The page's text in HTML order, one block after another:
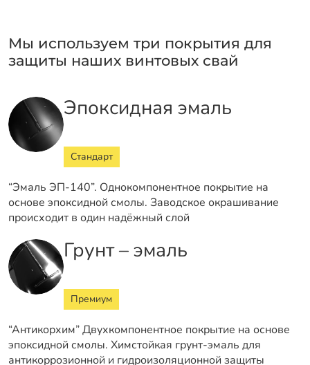
Мы используем три покрытия для
защиты наших винтовых свай
Эпоксидная эмаль
Стандарт
“Эмаль ЭП-140”. Однокомпонентное покрытие на
основе эпоксидной смолы. Заводское окрашивание
происходит в один надёжный слой
Грунт – эмаль
Премиум
“Антикорхим” Двухкомпонентное покрытие на основе
эпоксидной смолы. Химстойкая грунт-эмаль для
антикоррозионной и гидроизоляционной защиты